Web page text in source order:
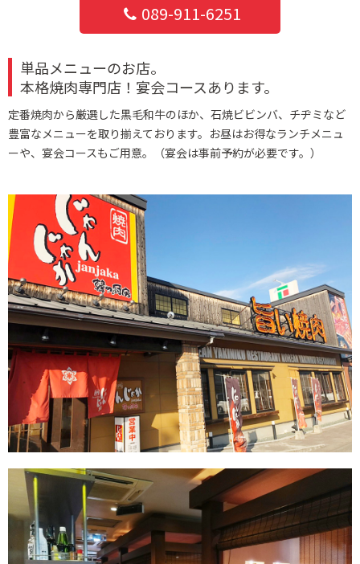
089-911-6251
単品メニューのお店。
本格焼肉専門店！宴会コースあります。
定番焼肉から厳選した黒毛和牛のほか、石焼ビビンバ、チヂミなど
豊富なメニューを取り揃えております。お昼はお得なランチメニュ
ーや、宴会コースもご用意。（宴会は事前予約が必要です。）